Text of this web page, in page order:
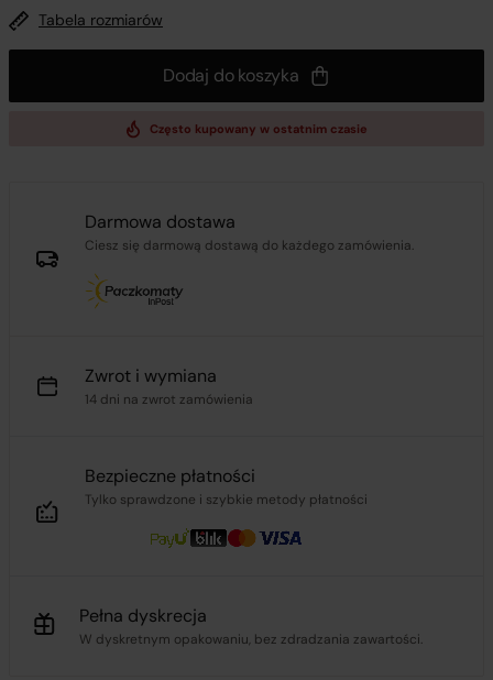
Tabela rozmiarów
Dodaj do koszyka
Często kupowany w ostatnim czasie
Darmowa dostawa
Ciesz się darmową dostawą do każdego zamówienia.
Zwrot i wymiana
14 dni na zwrot zamówienia
Bezpieczne płatności
Tylko sprawdzone i szybkie metody płatności
Pełna dyskrecja
W dyskretnym opakowaniu, bez zdradzania zawartości.